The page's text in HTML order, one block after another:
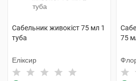
Сабельник живокіст 75 мл 1
туба
Еліксир
75